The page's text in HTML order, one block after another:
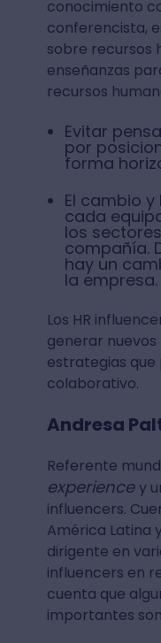
conocimiento
conferencista,
sobre recursos
enseñanzas
recursos
Evitar
por
forma
El cambio
cada
los
compañía.
hay un
la empresa.
Los HR
generar
estrategias
colaborativo.
Andresa
Referente
experiencey
influencers.
América Latina
dirigente en
influencers en
cuenta que
importantes